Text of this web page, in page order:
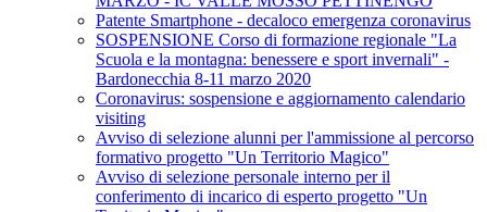
Patente Smartphone - decaloco emergenza coronavirus
SOSPENSIONE Corso di formazione regionale "La
Scuola e la montagna: benessere e sport invernali" -
Bardonecchia 8-11 marzo 2020
Coronavirus: sospensione e aggiornamento calendario
visiting
Avviso di selezione alunni per l'ammissione al percorso
formativo progetto "Un Territorio Magico"
Avviso di selezione personale interno per il
conferimento di incarico di esperto progetto "Un